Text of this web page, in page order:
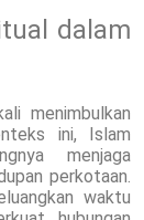
dalam
menimbulkan
ini, Islam
menjaga
perkotaan.
waktu